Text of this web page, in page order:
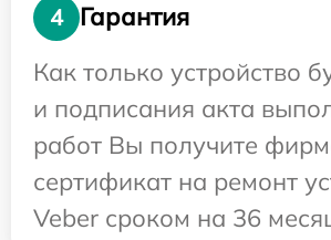
4
Гарантия
Как только устройство
и подписания акта
работ Вы получите
сертификат на ремонт
Veber сроком на 36